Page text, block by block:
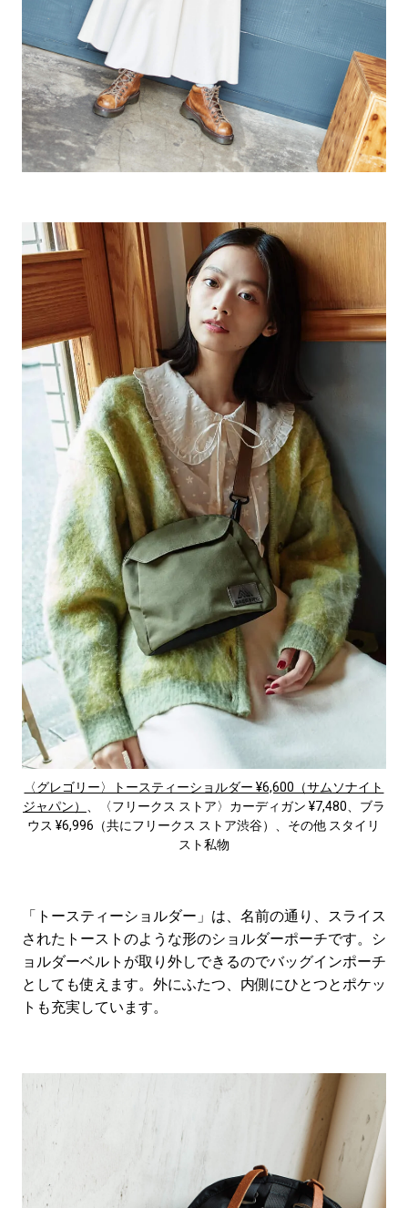
〈グレゴリー〉トースティーショルダー ¥6,600（サムソナイト
ジャパン） 、〈フリークス ストア〉カーディガン ¥7,480、ブラ
ウス ¥6,996（共にフリークス ストア渋谷）、その他 スタイリ
スト私物
「トースティーショルダー」は、名前の通り、スライス
されたトーストのような形のショルダーポーチです。シ
ョルダーベルトが取り外しできるのでバッグインポーチ
としても使えます。外にふたつ、内側にひとつとポケッ
トも充実しています。